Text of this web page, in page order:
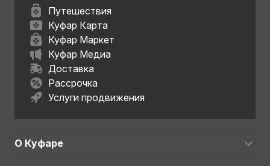
Путешествия
Куфар Карта
Куфар Маркет
Куфар Медиа
Доставка
Рассрочка
Услуги продвижения
О Куфаре